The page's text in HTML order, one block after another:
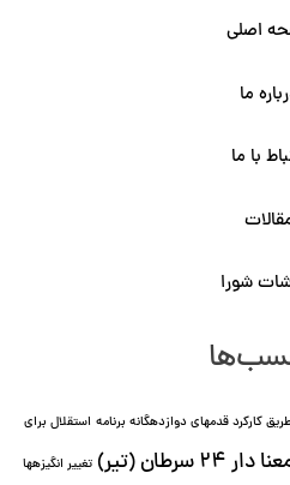
اصلی
ما
با ما
شورا
کارکرد قدمهای دوازده⁯گانه برنامه استقلال برای
(تیر)
تغییر انگیزه⁯ها